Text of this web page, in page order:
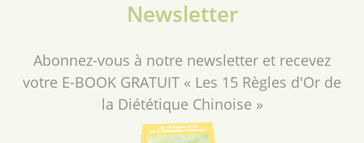
Newsletter
Abonnez-vous à notre newsletter et recevez
votre E-BOOK GRATUIT « Les 15 Règles d'Or de
la Diététique Chinoise »